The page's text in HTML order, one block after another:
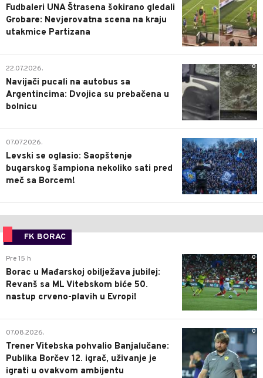
Fudbaleri UNA Štrasena šokirano gledali
Grobare: Nevjerovatna scena na kraju
utakmice Partizana
0
22.07.2026.
Navijači pucali na autobus sa
Argentincima: Dvojica su prebačena u
bolnicu
1
07.07.2026.
Levski se oglasio: Saopštenje
bugarskog šampiona nekoliko sati pred
meč sa Borcem!
FK BORAC
0
Pre 15 h
Borac u Mađarskoj obilježava jubilej:
Revanš sa ML Vitebskom biće 50.
nastup crveno-plavih u Evropi!
0
07.08.2026.
Trener Vitebska pohvalio Banjalučane:
Publika Borčev 12. igrač, uživanje je
igrati u ovakvom ambijentu